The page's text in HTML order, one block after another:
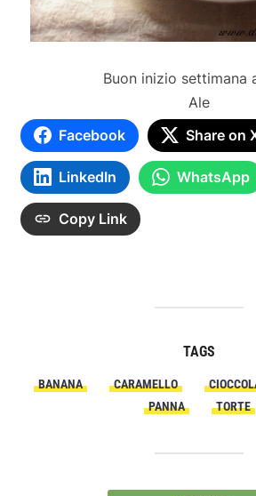
Buon inizio settimana
Ale
Facebook
Share on
LinkedIn WhatsApp
Copy Link
TAGS
BANANA CARAMELLO
PANNA
TORTE